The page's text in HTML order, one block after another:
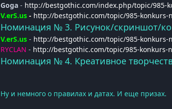
Goga - http://bestgothic.com/index.php/topic/985-
V.erS.us - http://bestgothic.com/topic/985-konkurs-
Номинация № 3. Рисунок/скриншот/
V.erS.us - http://bestgothic.com/topic/985-konkurs-
RYCLAN - http://bestgothic.com/topic/985-konkurs-
Номинация № 4. Креативное
Ну и немного о правилах и датах. И еще призах.